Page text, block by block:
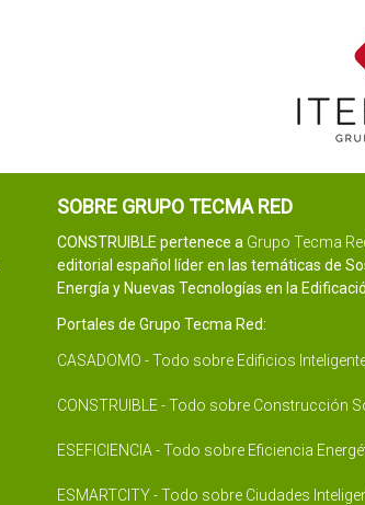
SOBRE GRUPO TECMA RED
CONSTRUIBLE pertenece a Grupo Tecma
editorial español líder en las temáticas de
Energía y Nuevas Tecnologías en la
Portales de Grupo Tecma Red:
CASADOMO - Todo sobre Edificios
CONSTRUIBLE - Todo sobre Construcción
ESEFICIENCIA - Todo sobre Eficiencia
ESMARTCITY - Todo sobre Ciudades